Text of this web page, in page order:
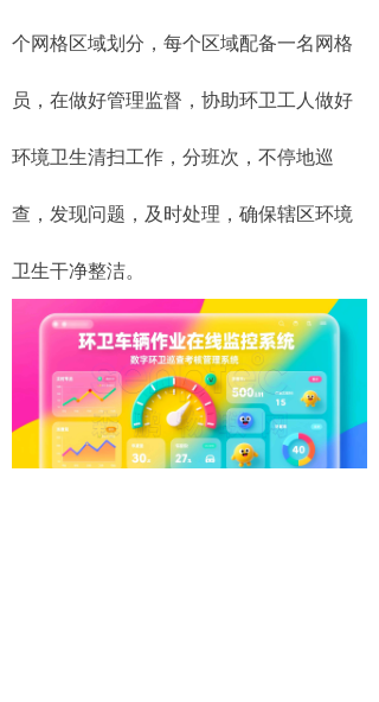
个网格区域划分，每个区域配备一名网格
员，在做好管理监督，协助环卫工人做好
环境卫生清扫工作，分班次，不停地巡
查，发现问题，及时处理，确保辖区环境
卫生干净整洁。